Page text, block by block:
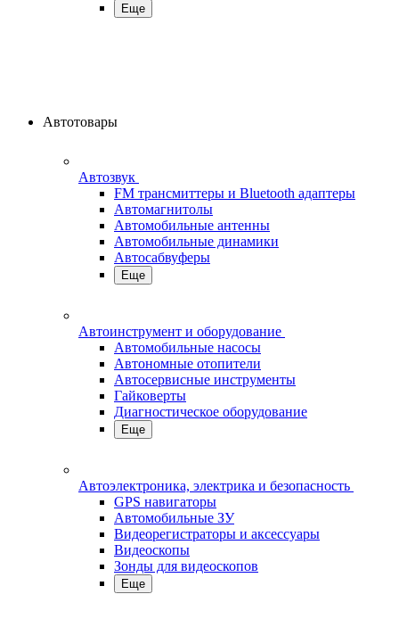
Еще
Автотовары
Автозвук
FM трансмиттеры и Bluetooth адаптеры
Автомагнитолы
Автомобильные антенны
Автомобильные динамики
Автосабвуферы
Еще
Автоинструмент и оборудование
Автомобильные насосы
Автономные отопители
Автосервисные инструменты
Гайковерты
Диагностическое оборудование
Еще
Автоэлектроника, электрика и безопасность
GPS навигаторы
Автомобильные ЗУ
Видеорегистраторы и аксессуары
Видеоскопы
Зонды для видеоскопов
Еще